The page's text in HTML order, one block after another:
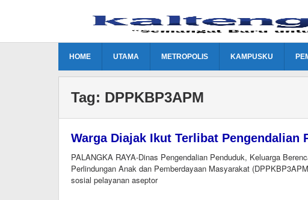
HOME UTAMA METROPOLIS KAMPUSKU
Tag: DPPKBP3APM
Warga Diajak Ikut Terlibat Pengendalian
PALANGKA RAYA-Dinas Pengendalian Penduduk, Keluarga
Perlindungan Anak dan Pemberdayaan Masyarakat
sosial pelayanan aseptor